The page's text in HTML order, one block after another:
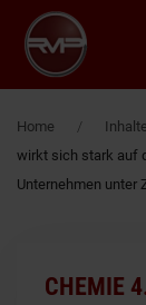
Zum
Home Inhalte
wirkt sich stark auf
Unternehmen unter
CHEMIE